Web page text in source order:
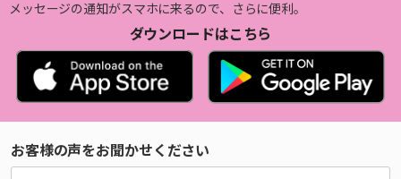
メッセージの通知がスマホに来るので、さらに便利。
ダウンロードはこちら
お客様の声をお聞かせください